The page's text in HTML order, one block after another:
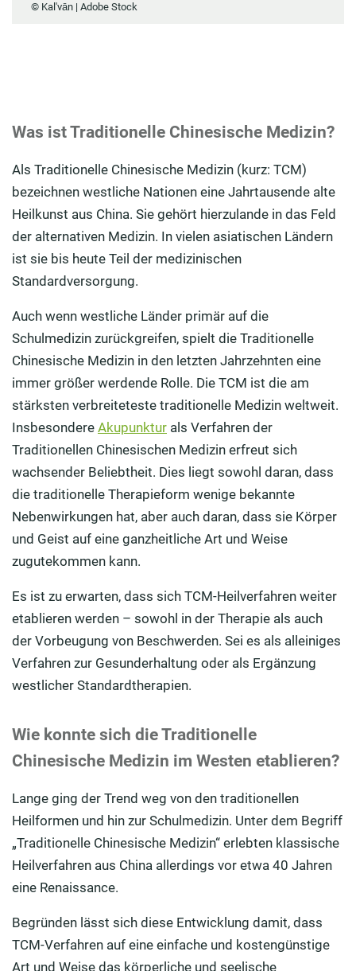
© Kal'vān | Adobe Stock
Was ist Traditionelle Chinesische Medizin?
Als Traditionelle Chinesische Medizin (kurz: TCM)
bezeichnen westliche Nationen eine Jahrtausende alte
Heilkunst aus China. Sie gehört hierzulande in das Feld
der alternativen Medizin. In vielen asiatischen Ländern
ist sie bis heute Teil der medizinischen
Standardversorgung.
Auch wenn westliche Länder primär auf die
Schulmedizin zurückgreifen, spielt die Traditionelle
Chinesische Medizin in den letzten Jahrzehnten eine
immer größer werdende Rolle. Die TCM ist die am
stärksten verbreiteteste traditionelle Medizin weltweit.
Insbesondere Akupunktur als Verfahren der
Traditionellen Chinesischen Medizin erfreut sich
wachsender Beliebtheit. Dies liegt sowohl daran, dass
die traditionelle Therapieform wenige bekannte
Nebenwirkungen hat, aber auch daran, dass sie Körper
und Geist auf eine ganzheitliche Art und Weise
zugutekommen kann.
Es ist zu erwarten, dass sich TCM-Heilverfahren weiter
etablieren werden – sowohl in der Therapie als auch
der Vorbeugung von Beschwerden. Sei es als alleiniges
Verfahren zur Gesunderhaltung oder als Ergänzung
westlicher Standardtherapien.
Wie konnte sich die Traditionelle
Chinesische Medizin im Westen etablieren?
Lange ging der Trend weg von den traditionellen
Heilformen und hin zur Schulmedizin. Unter dem Begriff
„Traditionelle Chinesische Medizin“ erlebten klassische
Heilverfahren aus China allerdings vor etwa 40 Jahren
eine Renaissance.
Begründen lässt sich diese Entwicklung damit, dass
TCM-Verfahren auf eine einfache und kostengünstige
Art und Weise das körperliche und seelische